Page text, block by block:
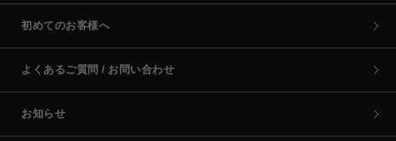
初めてのお客様へ
よくあるご質問 / お問い合わせ
お知らせ